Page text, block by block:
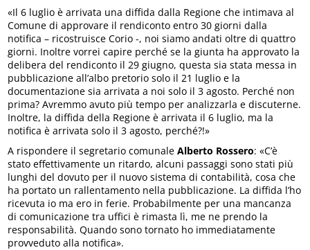
«Il 6 luglio è arrivata una diffida dalla Regione che intimava al
Comune di approvare il rendiconto entro 30 giorni dalla
notifica – ricostruisce Corio -, noi siamo andati oltre di quattro
giorni. Inoltre vorrei capire perché se la giunta ha approvato la
delibera del rendiconto il 29 giugno, questa sia stata messa in
pubblicazione all’albo pretorio solo il 21 luglio e la
documentazione sia arrivata a noi solo il 3 agosto. Perché non
prima? Avremmo avuto più tempo per analizzarla e discuterne.
Inoltre, la diffida della Regione è arrivata il 6 luglio, ma la
notifica è arrivata solo il 3 agosto, perché?!»
A rispondere il segretario comunaleAlberto Rossero: «C’è
stato effettivamente un ritardo, alcuni passaggi sono stati più
lunghi del dovuto per il nuovo sistema di contabilità, cosa che
ha portato un rallentamento nella pubblicazione. La diffida l’ho
ricevuta io ma ero in ferie. Probabilmente per una mancanza
di comunicazione tra uffici è rimasta lì, me ne prendo la
responsabilità. Quando sono tornato ho immediatamente
provveduto alla notifica».